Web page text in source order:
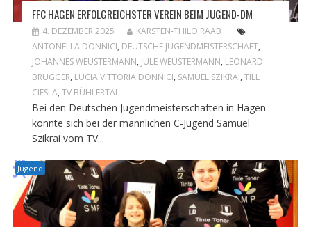
FFC HAGEN ERFOLGREICHSTER VEREIN BEIM JUGEND-DM
4. DEZEMBER 2025
KARSTEN-THILO RAAB
ANTONELLA DONNICI, DEUTSCHE JUGENDMEISTERSCHAFT,
JOHANNES WEUSTERMANN, JULE WEUSTERMANN, LEONARD
BRUGGER, LUCIA VITTORIA DONNICI, SAMUEL SZIKRAI, TILL
CIESLA, TV BÜHLERTAL
Bei den Deutschen Jugendmeisterschaften in Hagen
konnte sich bei der männlichen C-Jugend Samuel
Szikrai vom TV...
Jugend